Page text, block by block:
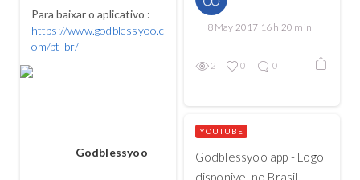
8 May 2017 16 h 20 min
2 0 0
Para baixar o aplicativo :
https://www.godblessyoo.c
om/pt-br/
Godblessyoo
Godblessyoo app - Logo
disponivel no Brasil
YOUTUBE